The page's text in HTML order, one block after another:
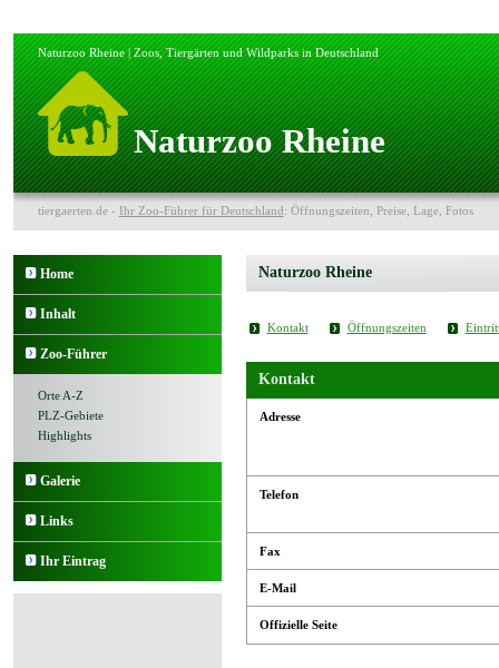
Naturzoo Rheine | Zoos, Tiergärten und Wildparks in Deutschland
Naturzoo Rheine
tiergaerten.de - Ihr Zoo-Führer für Deutschland: Öffnungszeiten, Preise, Lage, Fotos
Home
Inhalt
Zoo-Führer
Orte A-Z
PLZ-Gebiete
Highlights
Galerie
Links
Ihr Eintrag
Naturzoo Rheine
Kontakt Öffnungszeiten
Kontakt
Adresse
Telefon
Fax
E-Mail
Offizielle Seite